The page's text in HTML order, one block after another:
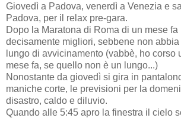
Giovedì a Padova, venerdì a Venezia e
Padova, per il relax pre-gara.
Dopo la Maratona di Roma di un mese
decisamente migliori, sebbene non
lungo di avvicinamento (vabbè, ho corso
mese fa, se quello non è un lungo...)
Nonostante da giovedì si gira in
maniche corte, le previsioni per la
disastro, caldo e diluvio.
Quando alle 5:45 apro la finestra il cielo